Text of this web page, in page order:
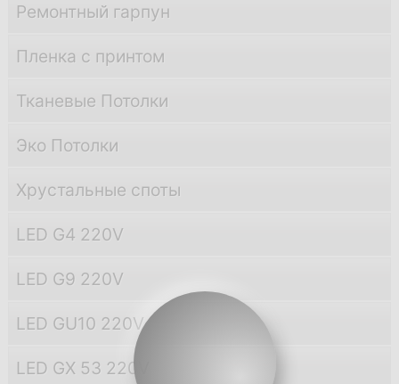
Ремонтный гарпун
Пленка с принтом
Тканевые Потолки
Эко Потолки
Хрустальные споты
LED G4 220V
LED G9 220V
LED GU10 220V
LED GX 53 220V